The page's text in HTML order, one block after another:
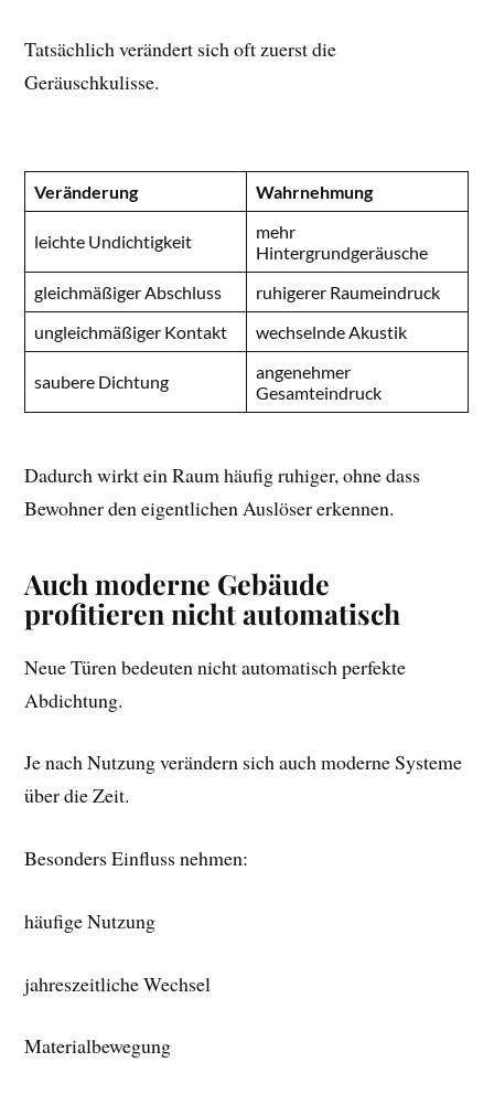
Tatsächlich verändert sich oft zuerst die
Geräuschkulisse.
Veränderung Wahrnehmung
leichte Undichtigkeit
mehr
Hintergrundgeräusche
gleichmäßiger Abschluss
ruhigerer Raumeindruck
ungleichmäßiger Kontakt
wechselnde Akustik
saubere Dichtung
angenehmer
Gesamteindruck
Dadurch wirkt ein Raum häufig ruhiger, ohne dass
Bewohner den eigentlichen Auslöser erkennen.
Auch moderne Gebäude
profitieren nicht automatisch
Neue Türen bedeuten nicht automatisch perfekte
Abdichtung.
Je nach Nutzung verändern sich auch moderne Systeme
über die Zeit.
Besonders Einfluss nehmen:
häufige Nutzung
jahreszeitliche Wechsel
Materialbewegung